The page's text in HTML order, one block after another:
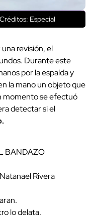
Créditos: Especial
revisión, el
Durante este
por la espalda y
la mano un objeto que
momento se efectuó
detectar si el
BANDAZO
Rivera
lo delata.